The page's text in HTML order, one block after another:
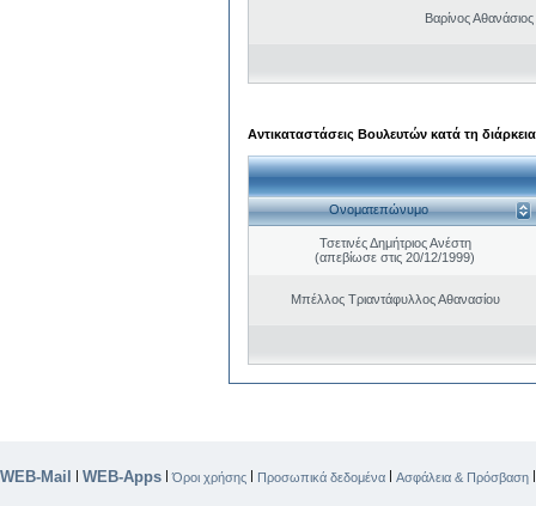
Βαρίνος
Αντικαταστάσεις Βουλευτών κατά τη
Ονοματεπώνυμο
Τσετινές Δημήτριος Ανέστη
(απεβίωσε στις 20/12/1999)
Μπέλλος Τριαντάφυλλος Αθανασίου
WEB-Mail | WEB-Apps |Όροι χρήσης | Προσωπικά δεδομένα | Ασφάλεια & Πρόσβαση